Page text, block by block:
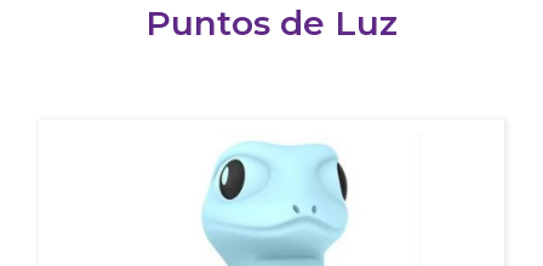
Puntos de Luz